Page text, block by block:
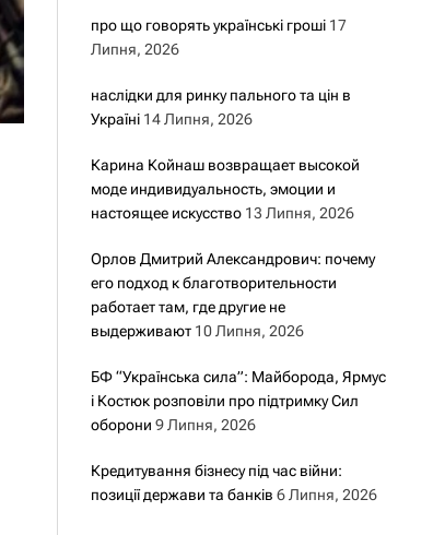
про що говорять українські гроші 17
Липня, 2026
наслідки для ринку пального та цін в
Україні 14 Липня, 2026
Карина Койнаш возвращает высокой
моде индивидуальность, эмоции и
настоящее искусство 13 Липня, 2026
Орлов Дмитрий Александрович: почему
его подход к благотворительности
работает там, где другие не
выдерживают 10 Липня, 2026
БФ “Українська сила”: Майборода, Ярмус
і Костюк розповіли про підтримку Сил
оборони 9 Липня, 2026
Кредитування бізнесу під час війни:
позиції держави та банків 6 Липня, 2026